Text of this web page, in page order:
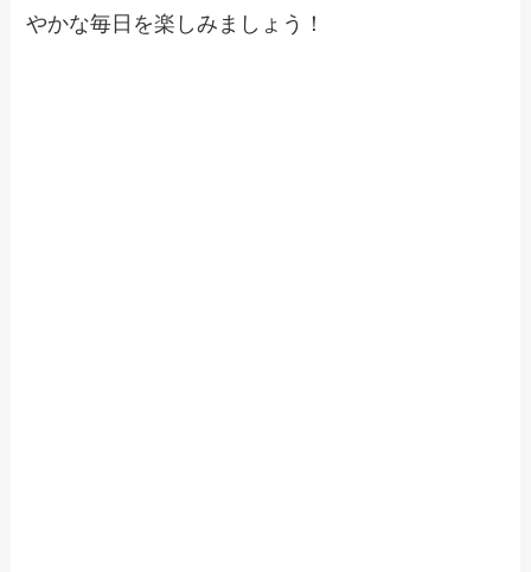
やかな毎日を楽しみましょう！